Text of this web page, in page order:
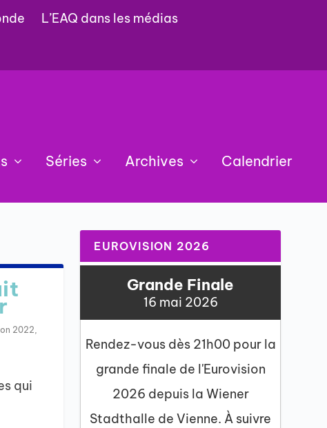
L’EAQ dans les médias
Séries Archives Calendrier
2022
qui
EUROVISION 2026
Grande Finale
16 mai 2026
Rendez-vous dès 21h00 pour la
grande finale de l'Eurovision
2026 depuis la Wiener
Stadthalle de Vienne. À suivre